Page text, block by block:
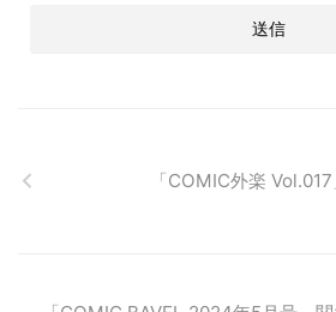
「COMIC外楽